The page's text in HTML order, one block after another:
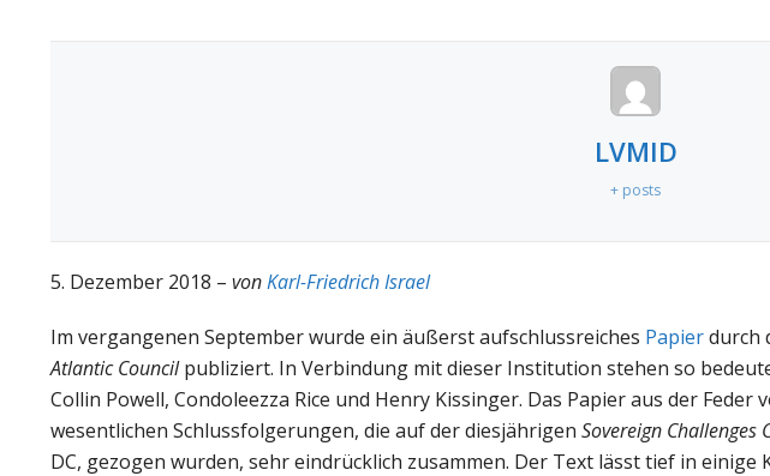
LVMID
+ posts
5. Dezember 2018 – vonKarl-Friedrich Israel
Im vergangenen September wurde ein äußerst aufschlussreiches Papierdurch
Atlantic Councilpubliziert. In Verbindung mit dieser Institution stehen so
Collin Powell, Condoleezza Rice und Henry Kissinger. Das Papier aus der Feder
wesentlichen Schlussfolgerungen, die auf der diesjährigen Sovereign Challenges
DC, gezogen wurden, sehr eindrücklich zusammen. Der Text lässt tief in einige